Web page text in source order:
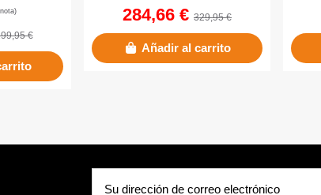
| 14"...
€
1.60 GHz | 256 GB NVMe | 8
284,66 € 329,95 €
Añadir al carrito